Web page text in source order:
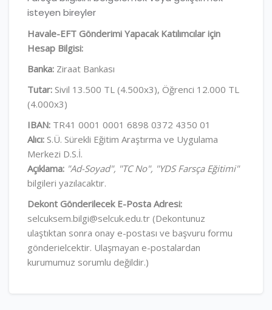
isteyen bireyler
Havale-EFT Gönderimi Yapacak Katılımcılar için
Hesap Bilgisi:
Banka: Ziraat Bankası
Tutar: Sivil 13.500 TL (4.500x3), Öğrenci 12.000 TL
(4.000x3)
IBAN: TR41 0001 0001 6898 0372 4350 01
Alıcı: S.Ü. Sürekli Eğitim Araştırma ve Uygulama
Merkezi D.S.İ.
Açıklama: "Ad-Soyad", "TC No", "YDS Farsça Eğitimi"
bilgileri yazılacaktır.
Dekont Gönderilecek E-Posta Adresi:
selcuksem.bilgi@selcuk.edu.tr (Dekontunuz
ulaştıktan sonra onay e-postası ve başvuru formu
gönderielcektir. Ulaşmayan e-postalardan
kurumumuz sorumlu değildir.)